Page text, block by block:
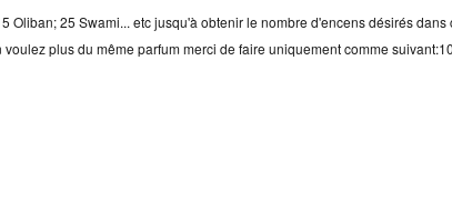
Oliban; 25 Swami... etc jusqu'à obtenir le nombre d'encens désirés dans
voulez plus du même parfum merci de faire uniquement comme